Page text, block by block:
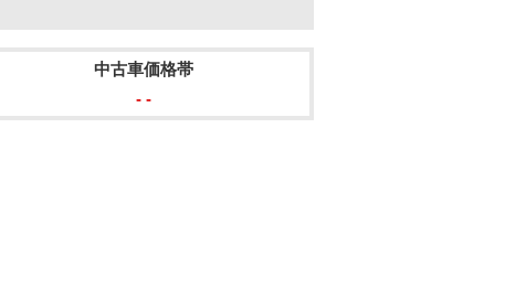
中古車価格帯
- -